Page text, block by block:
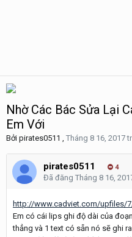
Nhờ Các Bác Sửa Lại
Em Với
Bởi pirates0511 , Tháng 8 16, 2017
pirates0511 4
Đã đăng Tháng 8 16,
http://www.cadviet.com/upfiles/
Em có cái lips ghi độ dài của
thẳng và 1 text có sẵn nó sẽ ghi